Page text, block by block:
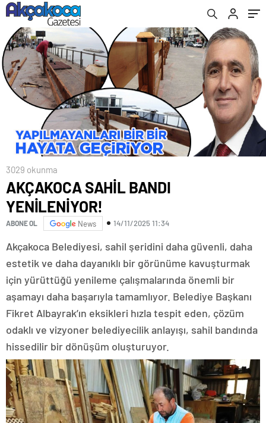
3029 okunma
AKÇAKOCA SAHİL BANDI
YENİLENİYOR!
ABONE OL News 14/11/2025 11:34
Akçakoca Belediyesi, sahil şeridini daha güvenli, daha
estetik ve daha dayanıklı bir görünüme kavuşturmak
için yürüttüğü yenileme çalışmalarında önemli bir
aşamayı daha başarıyla tamamlıyor. Belediye Başkanı
Fikret Albayrak’ın eksikleri hızla tespit eden, çözüm
odaklı ve vizyoner belediyecilik anlayışı, sahil bandında
hissedilir bir dönüşüm oluşturuyor.